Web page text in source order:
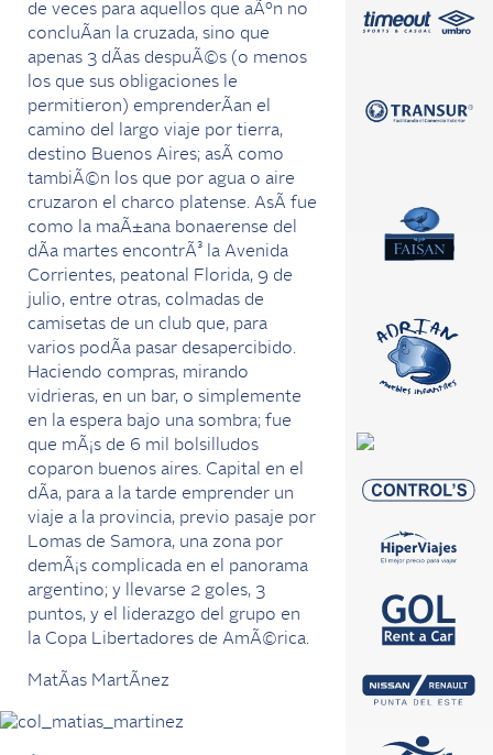
de veces para aquellos que aÃºn no
concluÃ­an la cruzada, sino que
apenas 3 dÃ­as despuÃ©s (o menos
los que sus obligaciones le
permitieron) emprenderÃ­an el
camino del largo viaje por tierra,
destino Buenos Aires; asÃ­ como
tambiÃ©n los que por agua o aire
cruzaron el charco platense. AsÃ­ fue
como la maÃ±ana bonaerense del
dÃ­a martes encontrÃ³ la Avenida
Corrientes, peatonal Florida, 9 de
julio, entre otras, colmadas de
camisetas de un club que, para
varios podÃ­a pasar desapercibido.
Haciendo compras, mirando
vidrieras, en un bar, o simplemente
en la espera bajo una sombra; fue
que mÃ¡s de 6 mil bolsilludos
coparon buenos aires. Capital en el
dÃ­a, para a la tarde emprender un
viaje a la provincia, previo pasaje por
Lomas de Samora, una zona por
demÃ¡s complicada en el panorama
argentino; y llevarse 2 goles, 3
puntos, y el liderazgo del grupo en
la Copa Libertadores de AmÃ©rica.
MatÃ­as MartÃ­nez